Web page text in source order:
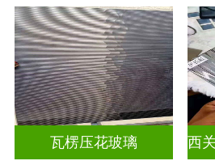
瓦楞压花玻璃